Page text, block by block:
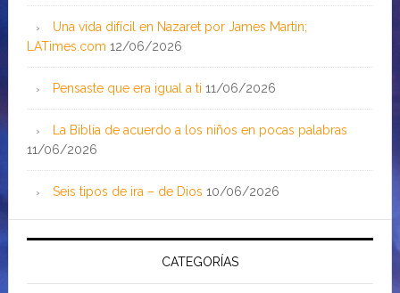
Una vida difícil en Nazaret por James Martin;
LATimes.com 12/06/2026
Pensaste que era igual a ti 11/06/2026
La Biblia de acuerdo a los niños en pocas palabras
11/06/2026
Seis tipos de ira – de Dios 10/06/2026
CATEGORÍAS